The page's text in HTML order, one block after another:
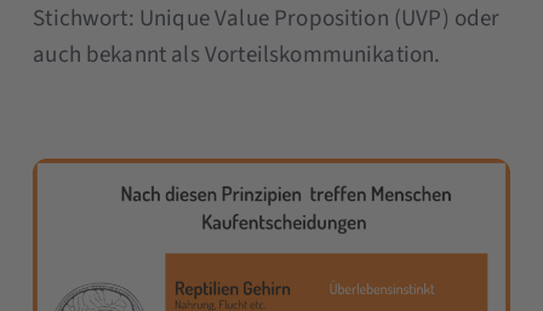
Stichwort: Unique Value Proposition (UVP) oder
auch bekannt als Vorteilskommunikation.